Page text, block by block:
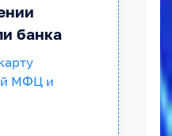
банка
МФЦ и